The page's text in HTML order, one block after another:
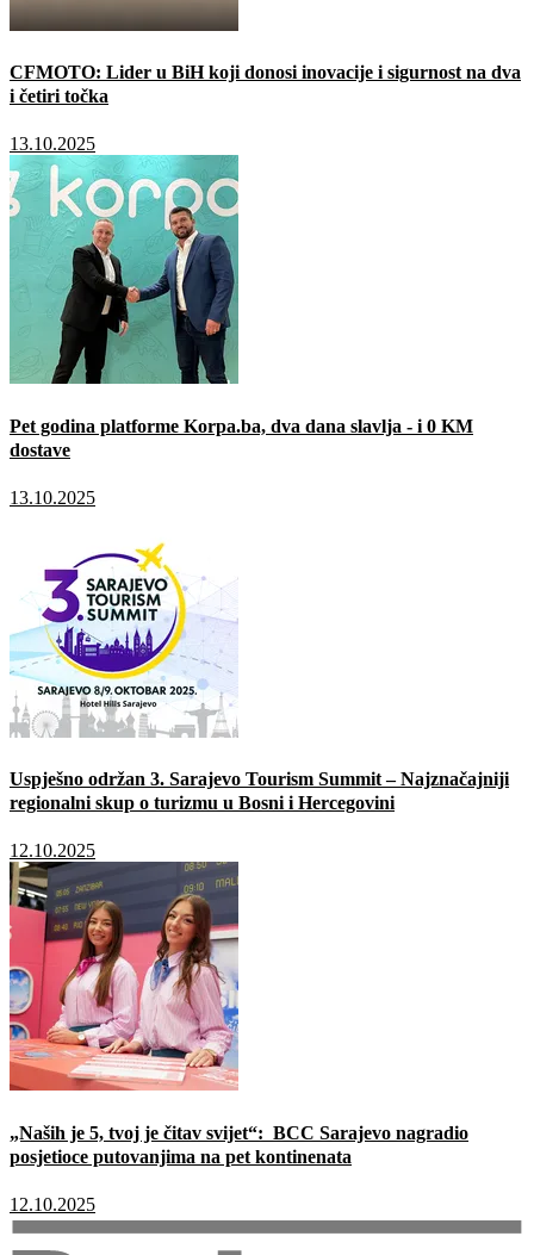
CFMOTO: Lider u BiH koji donosi inovacije i sigurnost na dva
i četiri točka
13.10.2025
Pet godina platforme Korpa.ba, dva dana slavlja - i 0 KM
dostave
13.10.2025
Uspješno održan 3. Sarajevo Tourism Summit – Najznačajniji
regionalni skup o turizmu u Bosni i Hercegovini
12.10.2025
„Naših je 5, tvoj je čitav svijet“: BCC Sarajevo nagradio
posjetioce putovanjima na pet kontinenata
12.10.2025